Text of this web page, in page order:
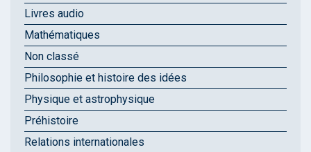
Livres audio
Mathématiques
Non classé
Philosophie et histoire des idées
Physique et astrophysique
Préhistoire
Relations internationales